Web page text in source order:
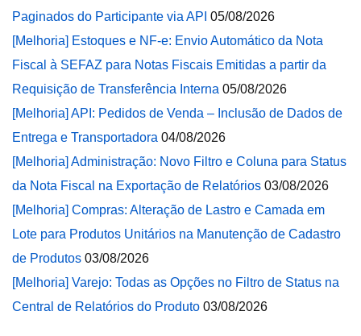
Paginados do Participante via API 05/08/2026
[Melhoria] Estoques e NF-e: Envio Automático da Nota
Fiscal à SEFAZ para Notas Fiscais Emitidas a partir da
Requisição de Transferência Interna 05/08/2026
[Melhoria] API: Pedidos de Venda – Inclusão de Dados de
Entrega e Transportadora 04/08/2026
[Melhoria] Administração: Novo Filtro e Coluna para Status
da Nota Fiscal na Exportação de Relatórios 03/08/2026
[Melhoria] Compras: Alteração de Lastro e Camada em
Lote para Produtos Unitários na Manutenção de Cadastro
de Produtos 03/08/2026
[Melhoria] Varejo: Todas as Opções no Filtro de Status na
Central de Relatórios do Produto 03/08/2026